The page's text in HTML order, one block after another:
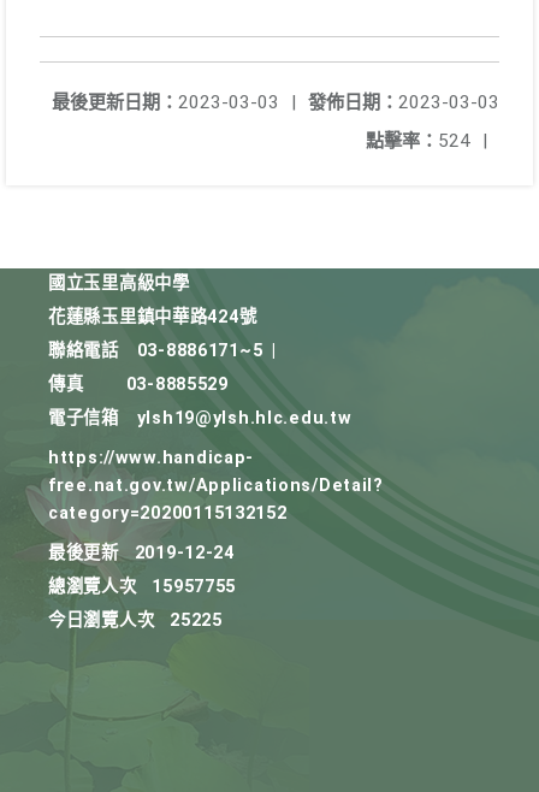
發佈日期： 2023-03-03
最後更新日期： 2023-03-03
|
點擊率： 524 |
國立玉里高級中學
花蓮縣玉里鎮中華路424號
聯絡電話
03-8886171~5
傳真
03-8885529
電子信箱
ylsh19@ylsh.hlc.edu.tw
https://www.handicap-
free.nat.gov.tw/Applications/Detail?
category=20200115132152
最後更新
2019-12-24
總瀏覽人次
15957755
今日瀏覽人次
25225